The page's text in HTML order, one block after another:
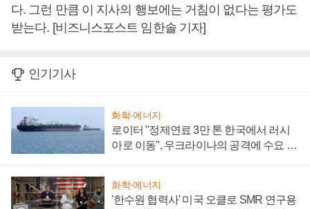
다. 그런 만큼 이 지사의 행보에는 거침이 없다는 평가도
받는다. [비즈니스포스트 임한솔 기자]
인기기사
화학·에너지
로이터 "정제연료 3만 톤 한국에서 러시
아로 이동", 우크라이나의 공격에 수요 늘
화학·에너지
'한수원 협력사' 미국 오클로 SMR 연구용